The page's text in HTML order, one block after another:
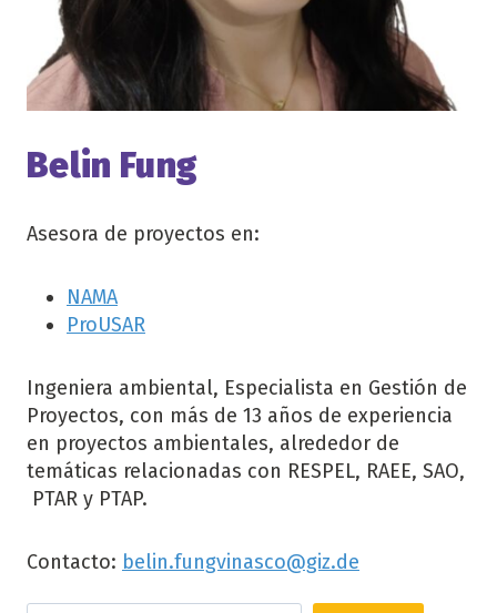
Belin Fung
Asesora de proyectos en:
NAMA
ProUSAR
Ingeniera ambiental, Especialista en Gestión de
Proyectos, con más de 13 años de experiencia
en proyectos ambientales, alrededor de
temáticas relacionadas con RESPEL, RAEE, SAO,
PTAR y PTAP.
Contacto: belin.fungvinasco@giz.de